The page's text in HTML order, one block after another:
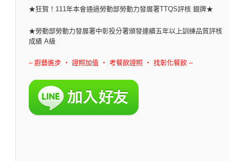
★狂賀！111年本會通過勞動部勞動力發展署TTQS評核 銀牌★
★勞動部勞動力發展署中彰投分署頒發連續五年以上訓練品質評核
成績 A級
– 廚藝進步 ‧ 證照加值 ‧ 考餐飲證照 ‧ 找彰化餐飲 –